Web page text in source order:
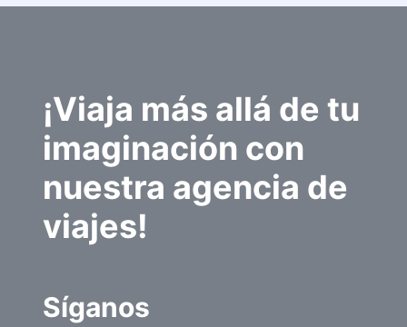
¡Viaja más allá de tu
imaginación con
nuestra agencia de
viajes!
Síganos